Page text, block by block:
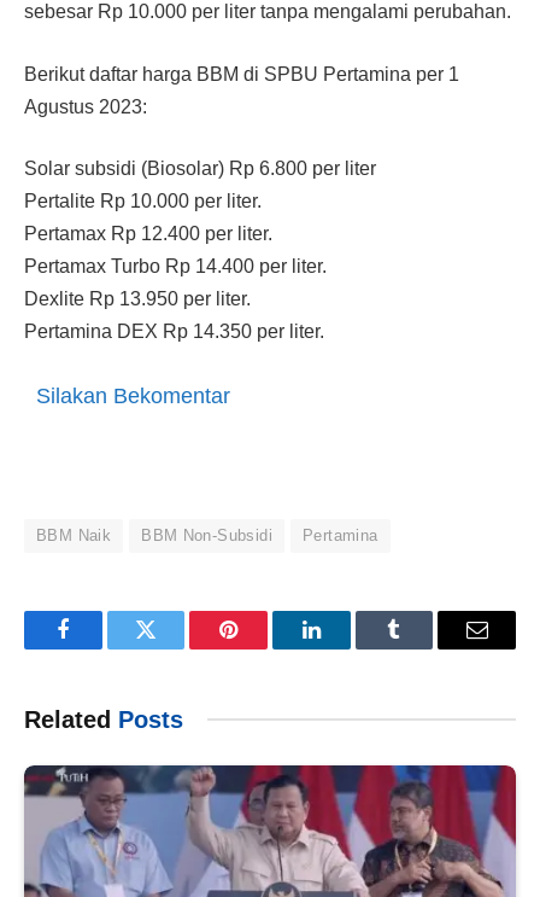
sebesar Rp 10.000 per liter tanpa mengalami perubahan.
Berikut daftar harga BBM di SPBU Pertamina per 1
Agustus 2023:
Solar subsidi (Biosolar) Rp 6.800 per liter
Pertalite Rp 10.000 per liter.
Pertamax Rp 12.400 per liter.
Pertamax Turbo Rp 14.400 per liter.
Dexlite Rp 13.950 per liter.
Pertamina DEX Rp 14.350 per liter.
Silakan Bekomentar
BBM Naik BBM Non-Subsidi Pertamina
FacebookTwitter Pinterest LinkedInTumblr Email
Related Posts